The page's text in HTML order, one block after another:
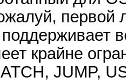
первой
крайне
JUMP,